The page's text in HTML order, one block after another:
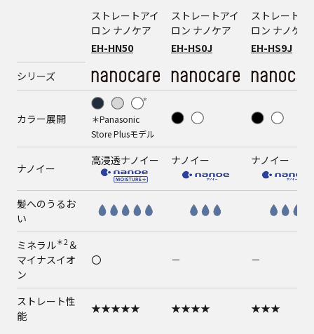
ストレートアイ
ロン ナノケア
EH-HN50
ストレートアイ
ロン ナノケア
EH-HS0J
ストレートア
ロン ナノケア
EH-HS9J
シリーズ
カラー展開
＊Panasonic
Store Plusモデル
ナノイー
高浸透ナノイー ナノイー ナノイー
髪へのうるお
い
ミネラル＊2＆
マイナスイオ
ン
〇 － －
ストレート性
能
★★★★★ ★★★★ ★★★